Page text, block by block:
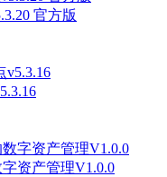
官方版
资产管理V1.0.0